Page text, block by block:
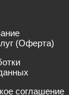
(Оферта)
соглашение